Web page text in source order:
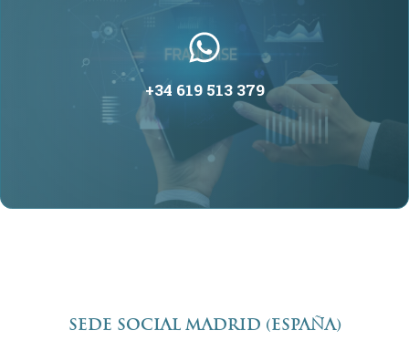
+34 619 513 379
SEDE SOCIAL MADRID (ESPAÑA)